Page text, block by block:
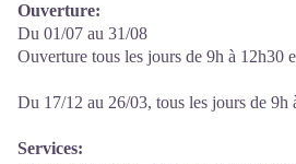
Ouverture:
Du 01/07 au 31/08
Ouverture tous les jours de 9h à 12h30
Du 17/12 au 26/03, tous les jours de 9h
Services: